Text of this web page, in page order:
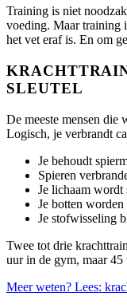
Training is niet
voeding. Maar training
het vet eraf is. En om
SLEUTEL
De meeste mensen die
Logisch, je verbrandt
Je behoudt
Spieren
Je lichaam wordt
Je botten worden
Je stofwisseling
Twee tot drie
uur in de gym, maar 45
Meer weten? Lees: